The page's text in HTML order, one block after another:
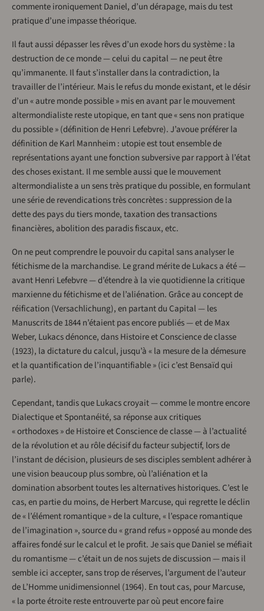
commente ironiquement Daniel, d’un dérapage, mais du test
pratique d’une impasse théorique.
Il faut aussi dépasser les rêves d’un exode hors du système : la
destruction de ce monde — celui du capital — ne peut être
qu’immanente. Il faut s’installer dans la contradiction, la
travailler de l’intérieur. Mais le refus du monde existant, et le désir
d’un « autre monde possible » mis en avant par le mouvement
altermondialiste reste utopique, en tant que « sens non pratique
du possible » (définition de Henri Lefebvre). J’avoue préférer la
définition de Karl Mannheim : utopie est tout ensemble de
représentations ayant une fonction subversive par rapport à l’état
des choses existant. Il me semble aussi que le mouvement
altermondialiste a un sens très pratique du possible, en formulant
une série de revendications très concrètes : suppression de la
dette des pays du tiers monde, taxation des transactions
financières, abolition des paradis fiscaux, etc.
On ne peut comprendre le pouvoir du capital sans analyser le
fétichisme de la marchandise. Le grand mérite de Lukacs a été —
avant Henri Lefebvre — d’étendre à la vie quotidienne la critique
marxienne du fétichisme et de l’aliénation. Grâce au concept de
réification (Versachlichung), en partant du Capital — les
Manuscrits de 1844 n’étaient pas encore publiés — et de Max
Weber, Lukacs dénonce, dans Histoire et Conscience de classe
(1923), la dictature du calcul, jusqu’à « la mesure de la démesure
et la quantification de l’inquantifiable » (ici c’est Bensaïd qui
parle).
Cependant, tandis que Lukacs croyait — comme le montre encore
Dialectique et Spontanéité, sa réponse aux critiques
« orthodoxes » de Histoire et Conscience de classe — à l’actualité
de la révolution et au rôle décisif du facteur subjectif, lors de
l’instant de décision, plusieurs de ses disciples semblent adhérer à
une vision beaucoup plus sombre, où l’aliénation et la
domination absorbent toutes les alternatives historiques. C’est le
cas, en partie du moins, de Herbert Marcuse, qui regrette le déclin
de « l’élément romantique » de la culture, « l’espace romantique
de l’imagination », source du « grand refus » opposé au monde des
affaires fondé sur le calcul et le profit. Je sais que Daniel se méfiait
du romantisme — c’était un de nos sujets de discussion — mais il
semble ici accepter, sans trop de réserves, l’argument de l’auteur
de L’Homme unidimensionnel (1964). En tout cas, pour Marcuse,
« la porte étroite reste entrouverte par où peut encore faire